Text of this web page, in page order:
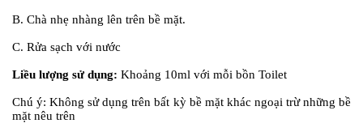
B. Chà nhẹ nhàng lên trên bề mặt.
C. Rửa sạch với nước
Liều lượng sử dụng: Khoảng 10ml với mỗi bồn Toilet
Chú ý: Không sử dụng trên bất kỳ bề mặt khác ngoại trừ những bề
mặt nêu trên